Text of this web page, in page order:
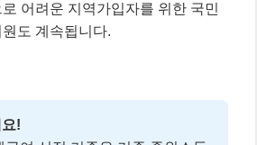
어려운 지역가입자를 위한 국민
도 계속됩니다.
!